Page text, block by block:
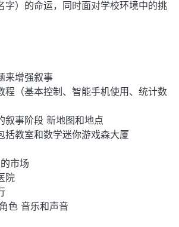
字）的命运，同时面对学校环境中的挑
来增强叙事
程（基本控制、智能手机使用、统计数
叙事阶段 新地图和地点
括教室和数学迷你游戏森大厦
市场
院
色 音乐和声音